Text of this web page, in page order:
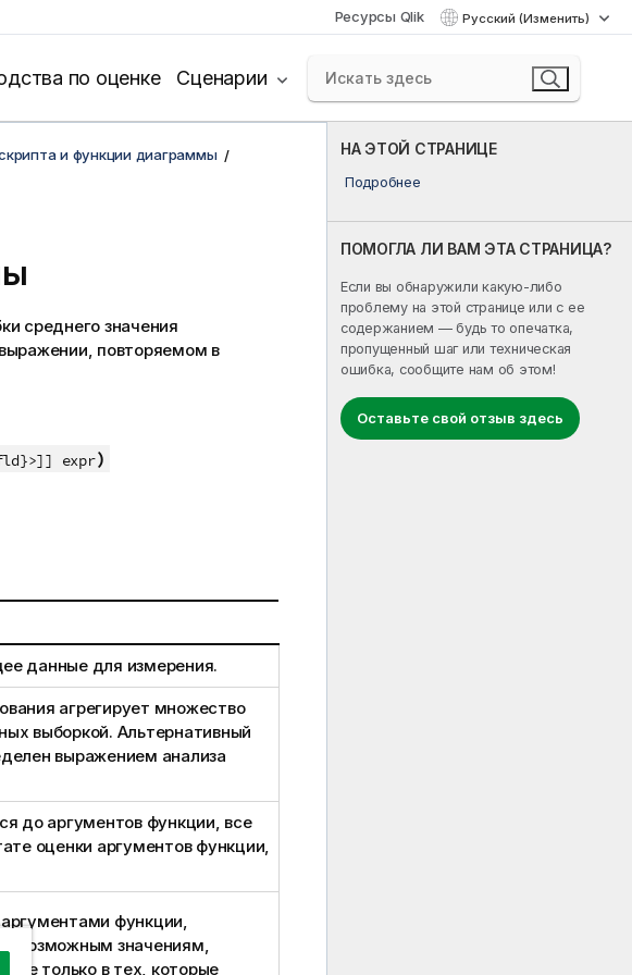
Ресурсы Qlik Русский (Изменить)
по оценке Сценарии
НА ЭТОЙ СТРАНИЦЕ
Подробнее
ПОМОГЛА ЛИ ВАМ ЭТА СТРАНИЦА?
Если вы обнаружили какую-либо
проблему на этой странице или с ее
содержанием — будь то опечатка,
пропущенный шаг или техническая
ошибка, сообщите нам об этом!
Оставьте свой отзыв здесь
и функции диаграммы
среднего значения
повторяемом в
fld}>]] expr)
данные для измерения.
агрегирует множество
выборкой. Альтернативный
выражением анализа
до аргументов функции, все
оценки аргументов функции,
функции,
возможным значениям,
не только в тех, которые